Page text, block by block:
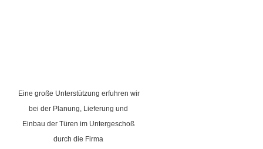
Eine große Unterstützung erfuhren wir
bei der Planung, Lieferung und
Einbau der Türen im Untergeschoß
durch die Firma